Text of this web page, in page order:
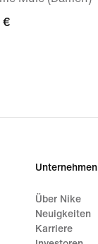
€
€
Unternehmen
Über Nike
Neuigkeiten
Karriere